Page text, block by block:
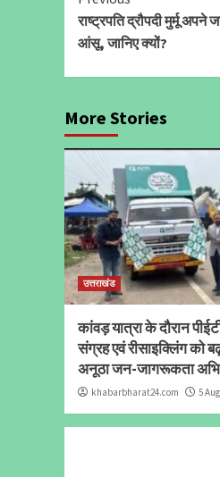
Reading
राष्ट्रपति द्रौपदी मुर्मू
आंसू, जानिए क्यों?
More Stories
उत्तराखंड
कांवड़ यात्रा के दौरान
संग्रह एवं रीसाइक्लिंग को
अनूठा जन-जागरूकता
khabarbharat24.com 5